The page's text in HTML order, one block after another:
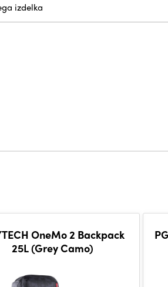
izdelka
OneMo 2 Backpack
25L (Grey Camo)